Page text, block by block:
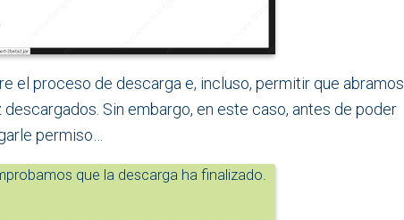
el proceso de descarga e, incluso, permitir que abramos
Sin embargo, en este caso, antes de poder
permiso…
que la descarga ha finalizado.